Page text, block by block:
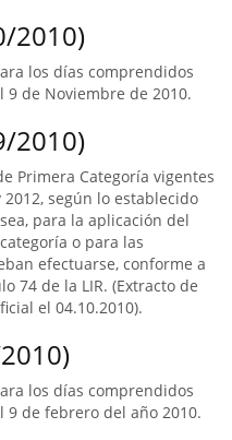
2010)
los días comprendidos
9 de Noviembre de 2010.
2010)
Primera Categoría vigentes
según lo establecido
para la aplicación del
o para las
efectuarse, conforme a
74 de la LIR. (Extracto de
el 04.10.2010).
los días comprendidos
9 de febrero del año 2010.